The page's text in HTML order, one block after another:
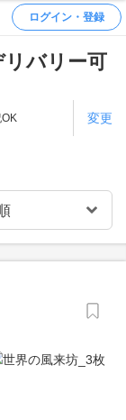
ログイン・登録
リバリー可
変更